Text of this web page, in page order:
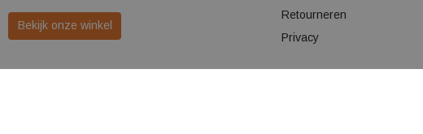
Opinel
Bekijk onze winkel
Retourneren
Privacy